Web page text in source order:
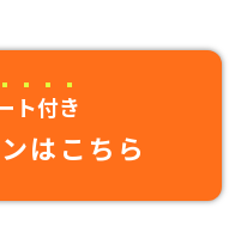
ト付き
はこちら